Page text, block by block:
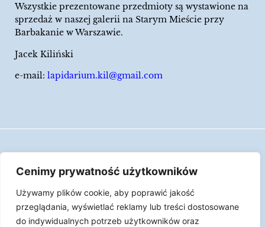
Cenimy prywatność użytkowników
Używamy plików cookie, aby poprawić jakość
przeglądania, wyświetlać reklamy lub treści dostosowane
do indywidualnych potrzeb użytkowników oraz
Wszystkie prezentowane przedmioty są wystawione na
sprzedaż w naszej galerii na Starym Mieście przy
Barbakanie w Warszawie.
Jacek Kiliński
e-mail: lapidarium.kil@gmail.com
Polityka Cookies
LAPIDARIUM Jacka Kilińskiego | Człowiek jest
epizodem w życiu przedmiotów.